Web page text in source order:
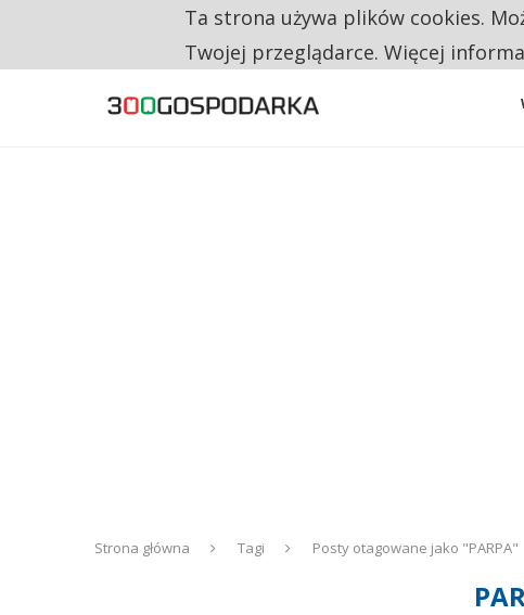
RESTRYKCJE CHIN UDERZAJĄ W EUROPEJSKI
Strona główna Tagi Posty otagowane jako "PARPA"
Ta strona używa plików cookies.
Twojej przeglądarce. Więcej